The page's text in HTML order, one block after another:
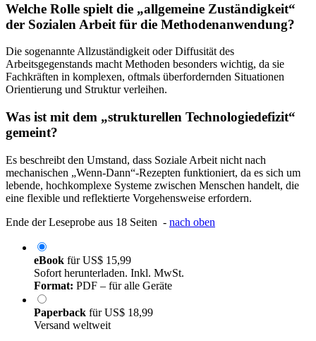
Welche Rolle spielt die „allgemeine Zuständigkeit“
der Sozialen Arbeit für die Methodenanwendung?
Die sogenannte Allzuständigkeit oder Diffusität des
Arbeitsgegenstands macht Methoden besonders wichtig, da sie
Fachkräften in komplexen, oftmals überfordernden Situationen
Orientierung und Struktur verleihen.
Was ist mit dem „strukturellen Technologiedefizit“
gemeint?
Es beschreibt den Umstand, dass Soziale Arbeit nicht nach
mechanischen „Wenn-Dann“-Rezepten funktioniert, da es sich um
lebende, hochkomplexe Systeme zwischen Menschen handelt, die
eine flexible und reflektierte Vorgehensweise erfordern.
Ende der Leseprobe aus 18 Seiten - nach oben
eBook fürUS$ 15,99
Sofort herunterladen. Inkl. MwSt.
Format: PDF – für alle Geräte
Paperback fürUS$ 18,99
Versand weltweit